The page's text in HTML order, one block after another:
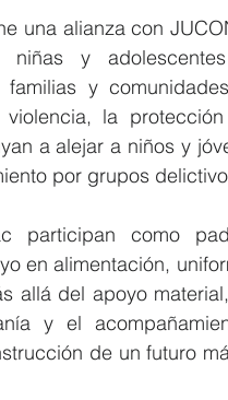
una alianza con
niñas y
y
la
a alejar a niños y
por grupos
participan como
en alimentación,
allá del apoyo
y el
de un futuro